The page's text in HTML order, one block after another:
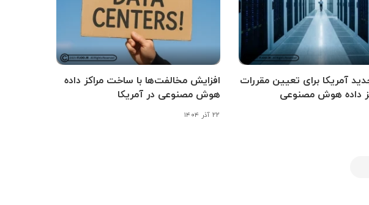
آمریکا برای تعیین مقررات
داده هوش مصنوعی
افزایش مخالفت‌ها با ساخت مراکز داده
هوش مصنوعی در آمریکا
۲۲ آذر ۱۴۰۴